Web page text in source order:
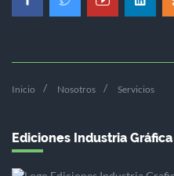
Inicio Nosotros Servicios
Ediciones Industria Gráfica